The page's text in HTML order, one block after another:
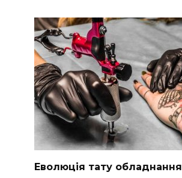
Еволюція тату обладнання